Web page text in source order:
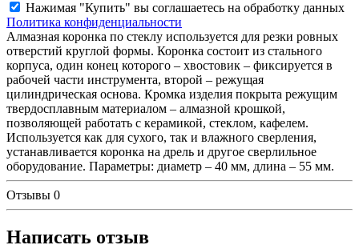
Нажимая "Купить" вы соглашаетесь на обработку данных
Политика конфиденциальности
Алмазная коронка по стеклу используется для резки ровных
отверстий круглой формы. Коронка состоит из стального
корпуса, один конец которого – хвостовик – фиксируется в
рабочей части инструмента, второй – режущая
цилиндрическая основа. Кромка изделия покрыта режущим
твердосплавным материалом – алмазной крошкой,
позволяющей работать с керамикой, стеклом, кафелем.
Используется как для сухого, так и влажного сверления,
устанавливается коронка на дрель и другое сверлильное
оборудование. Параметры: диаметр – 40 мм, длина – 55 мм.
Отзывы 0
Написать отзыв